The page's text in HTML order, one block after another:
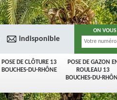
POSE DE CLÔTURE 13
BOUCHES-DU-RHÔNE
POSE DE GAZON
ROULEAU 13
BOUCHES-DU-
indisponible
ON VOUS